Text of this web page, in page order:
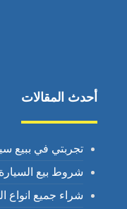
أحدث المقالات
تجربتي في ببيع
شروط بيع السيارة
شراء جميع انواع